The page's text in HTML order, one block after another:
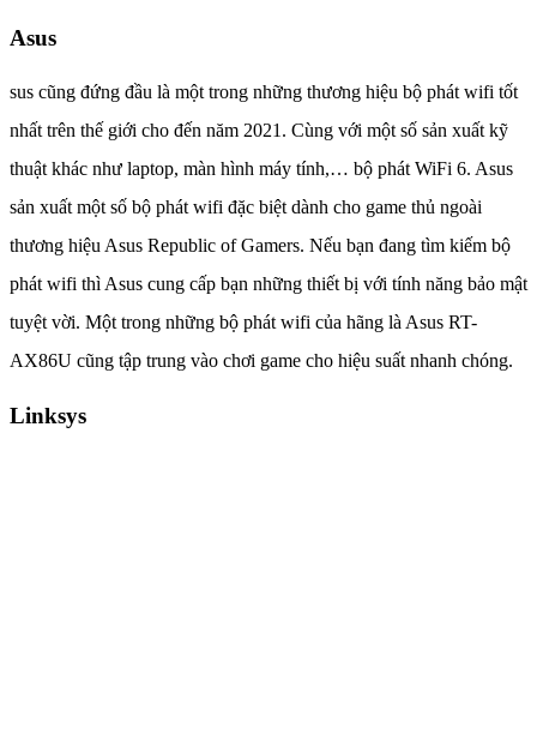
Asus
sus cũng đứng đầu là một trong những thương hiệu bộ phát wifi tốt
nhất trên thế giới cho đến năm 2021. Cùng với một số sản xuất kỹ
thuật khác như laptop, màn hình máy tính,… bộ phát WiFi 6. Asus
sản xuất một số bộ phát wifi đặc biệt dành cho game thủ ngoài
thương hiệu Asus Republic of Gamers. Nếu bạn đang tìm kiếm bộ
phát wifi thì Asus cung cấp bạn những thiết bị với tính năng bảo mật
tuyệt vời. Một trong những bộ phát wifi của hãng là Asus RT-
AX86U cũng tập trung vào chơi game cho hiệu suất nhanh chóng.
Linksys